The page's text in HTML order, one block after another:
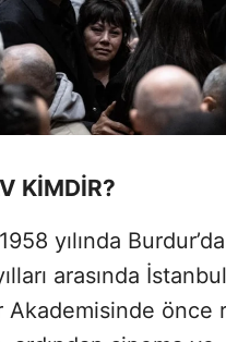
KİMDİR?
yılında
arasında
Akademisinde önce